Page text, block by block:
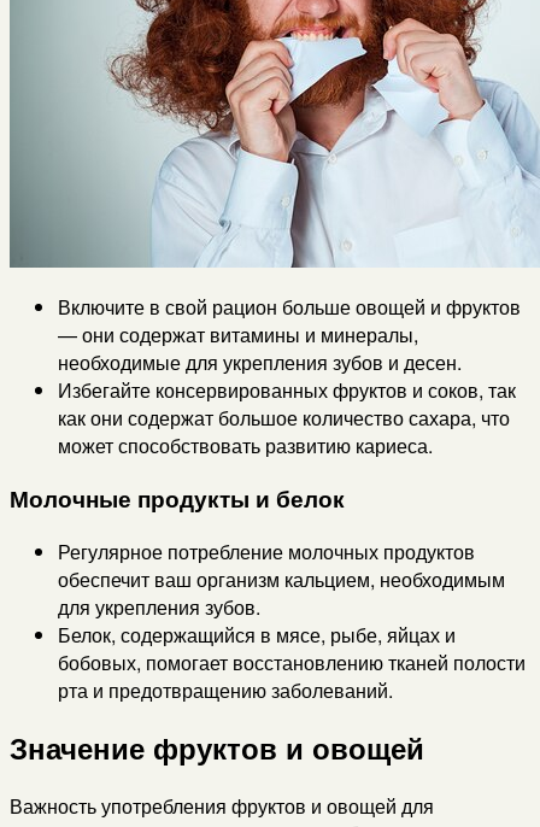
Включите в свой рацион больше овощей и фруктов
— они содержат витамины и минералы,
необходимые для укрепления зубов и десен.
Избегайте консервированных фруктов и соков, так
как они содержат большое количество сахара, что
может способствовать развитию кариеса.
Молочные продукты и белок
Регулярное потребление молочных продуктов
обеспечит ваш организм кальцием, необходимым
для укрепления зубов.
Белок, содержащийся в мясе, рыбе, яйцах и
бобовых, помогает восстановлению тканей полости
рта и предотвращению заболеваний.
Значение фруктов и овощей
Важность употребления фруктов и овощей для